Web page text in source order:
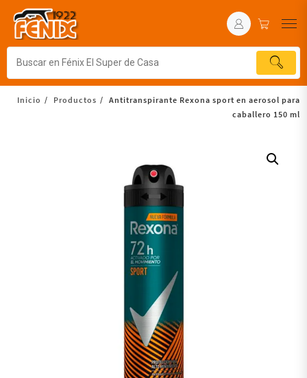
Inicio Productos
Antitranspirante Rexona sport en aerosol para
caballero 150 ml